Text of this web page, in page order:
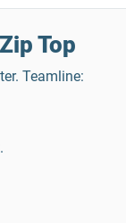
Top
Teamline: